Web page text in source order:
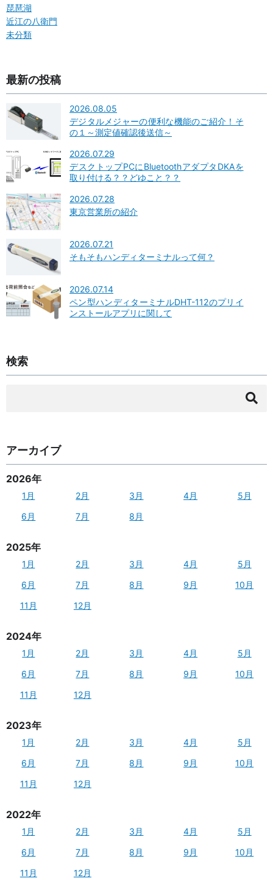
琵琶湖
近江の八衛門
未分類
最新の投稿
2026.08.05
デジタルメジャーの便利な機能のご紹介！そ
の１～測定値確認後送信～
2026.07.29
デスクトップPCにBluetoothアダプタDKAを
取り付ける？？どゆこと？？
2026.07.28
東京営業所の紹介
2026.07.21
そもそもハンディターミナルって何？
2026.07.14
ペン型ハンディターミナルDHT-112のプリイ
ンストールアプリに関して
検索
アーカイブ
2026年
1月 2月 3月 4月
5月
6月
7月 8月
2025年
1月 2月 3月 4月
5月
6月
7月 8月 9月
10月
11月
12月
2024年
1月 2月 3月 4月
5月
6月
7月 8月 9月
10月
11月
12月
2023年
1月 2月 3月 4月
5月
6月
7月 8月 9月
10月
11月
12月
2022年
1月 2月 3月 4月
5月
6月
7月 8月 9月
10月
11月
12月